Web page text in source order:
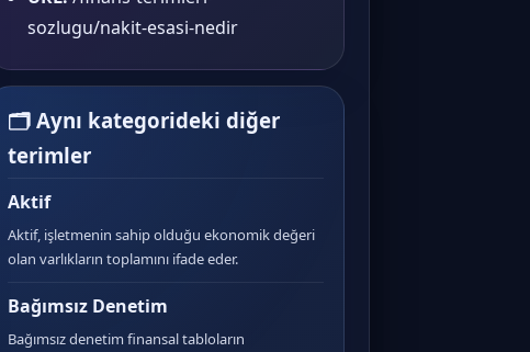
sozlugu/nakit-esasi-nedir
🗂 Aynı kategorideki diğer
terimler
Aktif
Aktif, işletmenin sahip olduğu ekonomik değeri
olan varlıkların toplamını ifade eder.
Bağımsız Denetim
Bağımsız denetim finansal tabloların